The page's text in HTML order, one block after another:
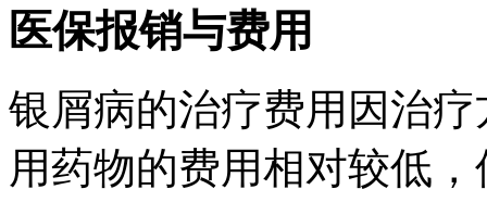
医保报销与费用
银屑病的治疗费用因治
用药物的费用相对较低